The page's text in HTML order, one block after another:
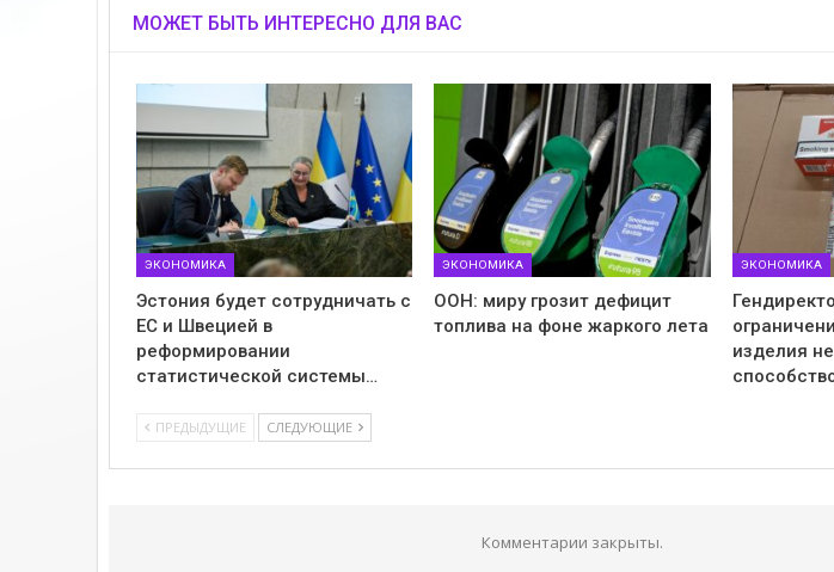
МОЖЕТ БЫТЬ ИНТЕРЕСНО ДЛЯ ВАС
ЭКОНОМИКА
Эстония будет сотрудничать с
ЕС и Швецией в
реформировании
статистической системы…
ЭКОНОМИКА
ООН: миру грозит дефицит
топлива на фоне жаркого лета
ЭКОНОМИКА
изделия
ПРЕДЫДУЩИЕ СЛЕДУЮЩИЕ
Комментарии закрыты.